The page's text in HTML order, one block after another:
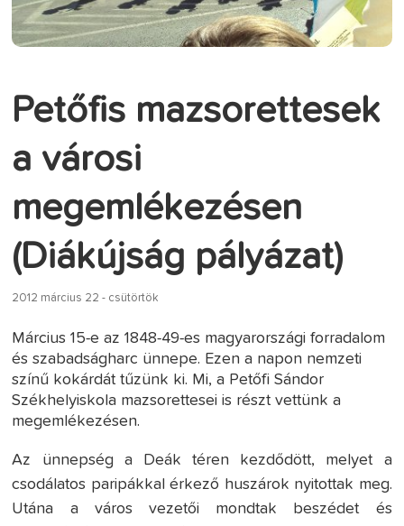
Petőfis mazsorettesek
a városi
megemlékezésen
(Diákújság pályázat)
2012 március 22 - csütörtök
Március 15-e az 1848-49-es magyarországi forradalom
és szabadságharc ünnepe. Ezen a napon nemzeti
színű kokárdát tűzünk ki. Mi, a Petőfi Sándor
Székhelyiskola mazsorettesei is részt vettünk a
megemlékezésen.
Az ünnepség a Deák téren kezdődött, melyet a
csodálatos paripákkal érkező huszárok nyitottak meg.
Utána a város vezetői mondtak beszédet és